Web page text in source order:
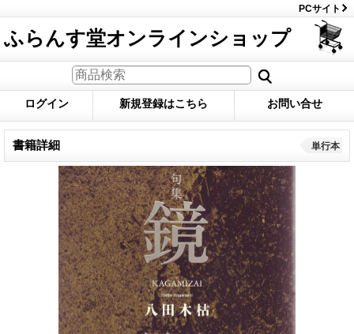
PCサイト
ふらんす堂オンラインショップ
ログイン 新規登録はこちら お問い合せ
書籍詳細 単行本